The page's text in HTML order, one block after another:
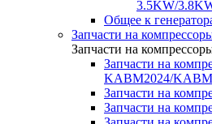
3.5KW/
Общее к
Запчасти на
Запчасти на
Запчасти на
KABM2024/
Запчасти на
Запчасти на